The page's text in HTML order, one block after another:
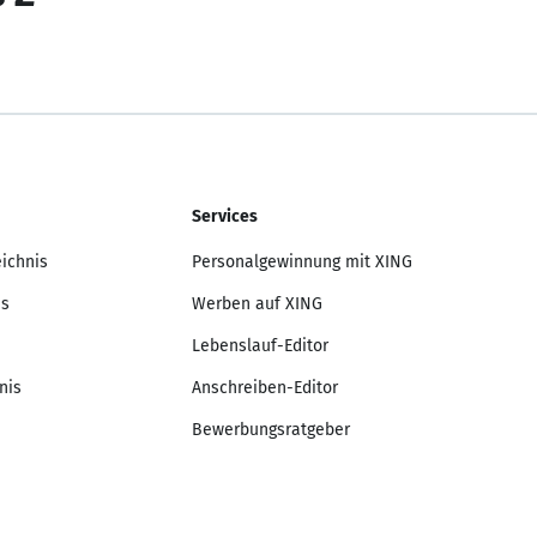
Services
Personalgewinnung mit XING
Werben auf XING
Lebenslauf-Editor
Anschreiben-Editor
Bewerbungsratgeber